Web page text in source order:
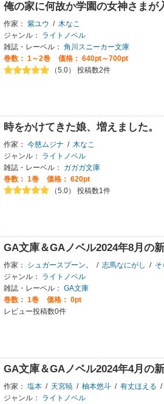
俺の家に何故か学園の女神さまが
作家： 紫ユウ / 木なこ
ジャンル：
ライトノベル
雑誌・レーベル： 角川スニーカー文庫
巻数： 1～2巻
価格： 640pt～700pt
（5.0） 投稿数2件
時をかけてきた娘、増えました。
作家： 今慈ムジナ / 木なこ
ジャンル：
ライトノベル
雑誌・レーベル：
ガガガ文庫
巻数： 1巻
価格： 620pt
（5.0） 投稿数1件
GA文庫＆GAノベル2024年8月の
作家： シュガースプーン。 / 志馬なにがし / そ
ジャンル：
ライトノベル
雑誌・レーベル： GA文庫
巻数： 1巻
価格： 0pt
レビュー投稿数0件
GA文庫＆GAノベル2024年4月の
作家： 塩本 / 天宮暁 / 柚本悠斗 / 有丈ほえる /
ジャンル：
ライトノベル